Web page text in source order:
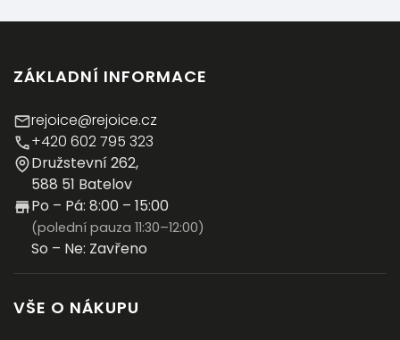
ZÁKLADNÍ INFORMACE
rejoice@rejoice.cz
+420 602 795 323
Družstevní 262,
588 51 Batelov
Po – Pá: 8:00 – 15:00
(polední pauza 11:30–12:00)
So – Ne: Zavřeno
VŠE O NÁKUPU